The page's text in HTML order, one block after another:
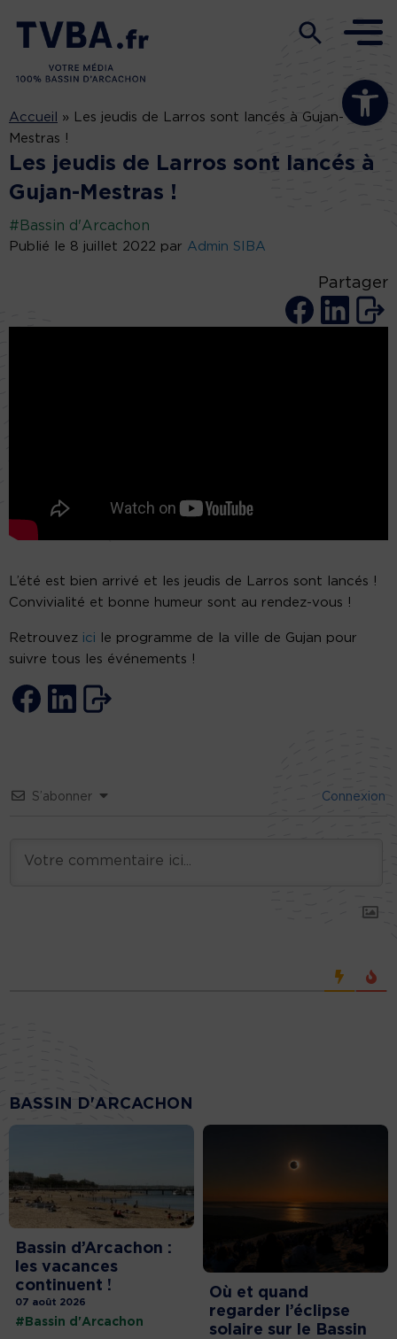
Ouvrir la
Accueil »
Les jeudis de Larros sont lancés à Gujan-
Mestras !
Les jeudis de Larros sont lancés à
Gujan-Mestras !
#Bassin d'Arcachon
Publié le 8 juillet 2022 par Admin SIBA
Partager
L’été est bien arrivé et les jeudis de Larros sont lancés !
Convivialité et bonne humeur sont au rendez-vous !
Retrouvez ici le programme de la ville de Gujan pour
suivre tous les événements !
S’abonner Connexion
BASSIN D'ARCACHON
Bassin d’Arcachon :
les vacances
continuent !
07 août 2026
#Bassin d'Arcachon
Où et quand
regarder l’éclipse
solaire sur le Bassin